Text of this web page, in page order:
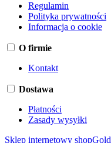
Regulamin
Polityka prywatności
Informacja o cookie
O firmie
Kontakt
Dostawa
Płatności
Zasady wysyłki
Sklep internetowy shopGold